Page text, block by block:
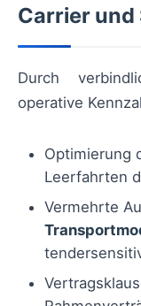
Carrier und
Durch
operative
Optimierung
Leerfahrten
Vermehrte